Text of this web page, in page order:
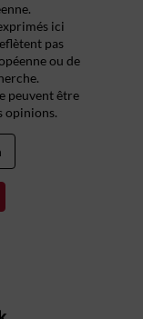
ici
pas
ou de
peuvent être
opinions.